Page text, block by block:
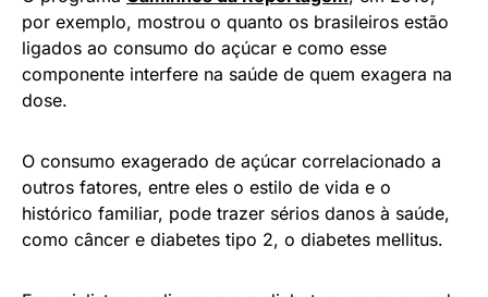
por exemplo, mostrou o quanto os brasileiros estão
ligados ao consumo do açúcar e como esse
componente interfere na saúde de quem exagera na
dose.
O consumo exagerado de açúcar correlacionado a
outros fatores, entre eles o estilo de vida e o
histórico familiar, pode trazer sérios danos à saúde,
como câncer e diabetes tipo 2, o diabetes mellitus.